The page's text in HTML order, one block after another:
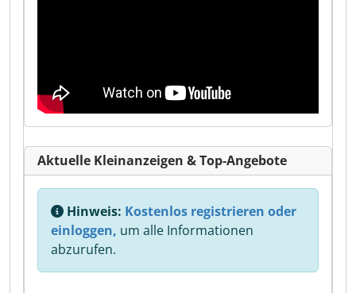
Aktuelle Kleinanzeigen & Top-Angebote
Hinweis: Kostenlos registrieren oder
einloggen, um alle Informationen
abzurufen.